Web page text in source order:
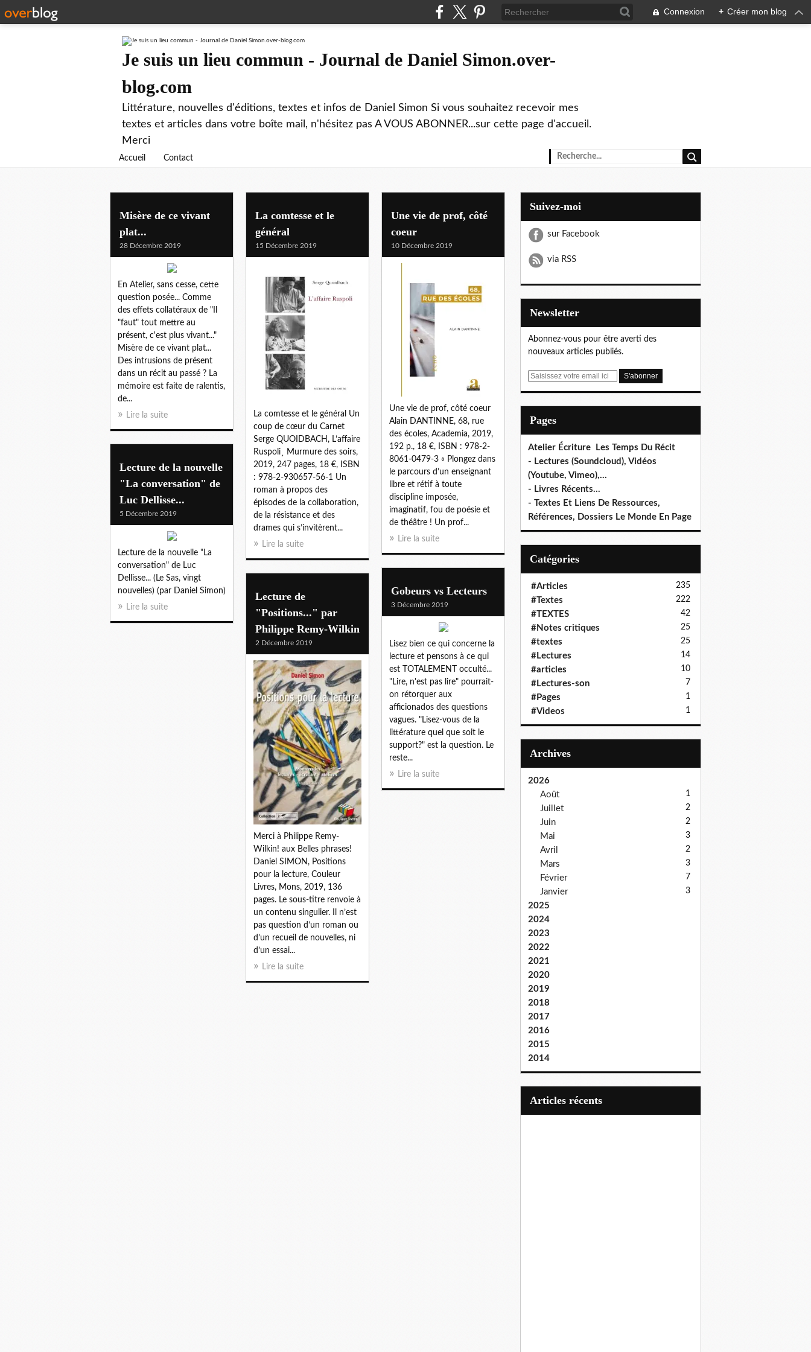
Connexion + Créer mon blog
Je suis un lieu commun - Journal de Daniel Simon.over-
blog.com
Littérature, nouvelles d'éditions, textes et infos de Daniel Simon Si vous souhaitez recevoir mes
textes et articles dans votre boîte mail, n'hésitez pas A VOUS ABONNER...sur cette page d'accueil.
Merci
Accueil Contact
Misère de ce vivant
plat...
28 Décembre 2019
En Atelier, sans cesse, cette
question posée... Comme
des effets collatéraux de "Il
"faut" tout mettre au
présent, c'est plus vivant..."
Misère de ce vivant plat...
Des intrusions de présent
dans un récit au passé ? La
mémoire est faite de ralentis,
de...
Lire la suite
La comtesse et le
général
15 Décembre 2019
La comtesse et le général Un
coup de cœur du Carnet
Serge QUOIDBACH, L’affaire
Ruspoli¸ Murmure des soirs,
2019, 247 pages, 18 €, ISBN
: 978-2-930657-56-1 Un
roman à propos des
épisodes de la collaboration,
de la résistance et des
drames qui s’invitèrent...
Lire la suite
Une vie de prof, côté
coeur
10 Décembre 2019
Une vie de prof, côté coeur
Alain DANTINNE, 68, rue
des écoles, Academia, 2019,
192 p., 18 €, ISBN : 978-2-
8061-0479-3 « Plongez dans
le parcours d’un enseignant
libre et rétif à toute
discipline imposée,
imaginatif, fou de poésie et
de théâtre ! Un prof...
Lire la suite
Lecture de la nouvelle
"La conversation" de
Luc Dellisse...
5 Décembre 2019
Lecture de la nouvelle "La
conversation" de Luc
Dellisse... (Le Sas, vingt
nouvelles) (par Daniel Simon)
Lire la suite
Gobeurs vs Lecteurs
3 Décembre 2019
Lisez bien ce qui concerne la
lecture et pensons à ce qui
est TOTALEMENT occulté...
"Lire, n'est pas lire" pourrait-
on rétorquer aux
afficionados des questions
vagues. "Lisez-vous de la
littérature quel que soit le
support?" est la question. Le
reste...
Lire la suite
Lecture de
"Positions..." par
Philippe Remy-Wilkin
2 Décembre 2019
Merci à Philippe Remy-
Wilkin! aux Belles phrases!
Daniel SIMON, Positions
pour la lecture, Couleur
Livres, Mons, 2019, 136
pages. Le sous-titre renvoie à
un contenu singulier. Il n’est
pas question d’un roman ou
d’un recueil de nouvelles, ni
d’un essai...
Lire la suite
Suivez-moi
sur Facebook
via RSS
Newsletter
Abonnez-vous pour être averti des
nouveaux articles publiés.
E
Pages
Atelier Écriture Les Temps Du Récit
- Lectures (Soundcloud), Vidéos
(Youtube, Vimeo),...
- Livres Récents...
- Textes Et Liens De Ressources,
Références, Dossiers Le Monde En Page
Catégories
#Articles 235
#Textes 222
#TEXTES 42
#Notes critiques 25
#textes 25
#Lectures 14
#articles 10
#Lectures-son 7
#Pages 1
#Videos 1
Archives
2026
Août
1
Juillet 2
Juin 2
Mai 3
Avril 2
Mars 3
Février 7
Janvier 3
2025
2024
2023
2022
2021
2020
2019
2018
2017
2016
2015
2014
articles récents